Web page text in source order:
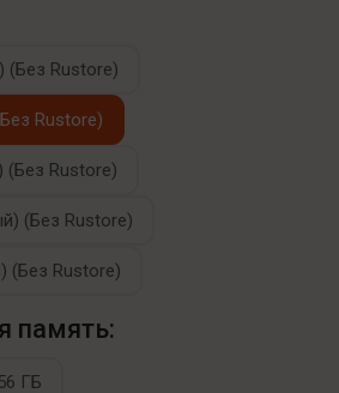
(Без Rustore)
Rustore)
(Без Rustore)
(Без Rustore)
(Без Rustore)
память:
ГБ